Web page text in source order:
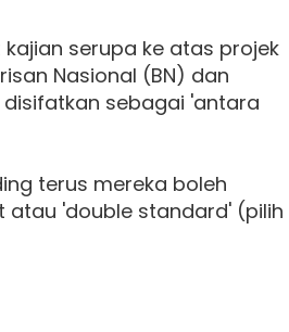
serupa ke atas projek
Nasional (BN) dan
disifatkan sebagai 'antara
terus mereka boleh
'double standard' (pilih